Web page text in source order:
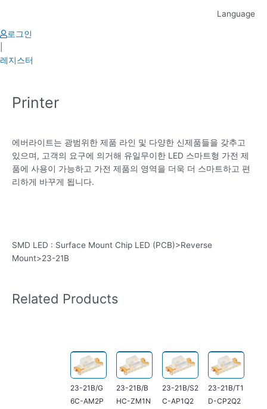
content
Language
로그인
레지스터
Printer
에버라이트는 광범위한 제품 라인 및 다양한 신제품들을 갖추고
있으며, 고객의 요구에 의거해 유일무이한 LED 스마트형 가전 제
품에 사용이 가능하고 가전 제품의 영역을 더욱 더 스마트하고 편
리하게 바꾸게 됩니다.
SMD LED : Surface Mount Chip LED (PCB)>Reverse
Mount>23-21B
Related Products
23-21B/G
6C-AM2P
23-21B/B
HC-ZM1N
23-21B/S2
C-AP1Q2
23-21B/T1
D-CP2Q2